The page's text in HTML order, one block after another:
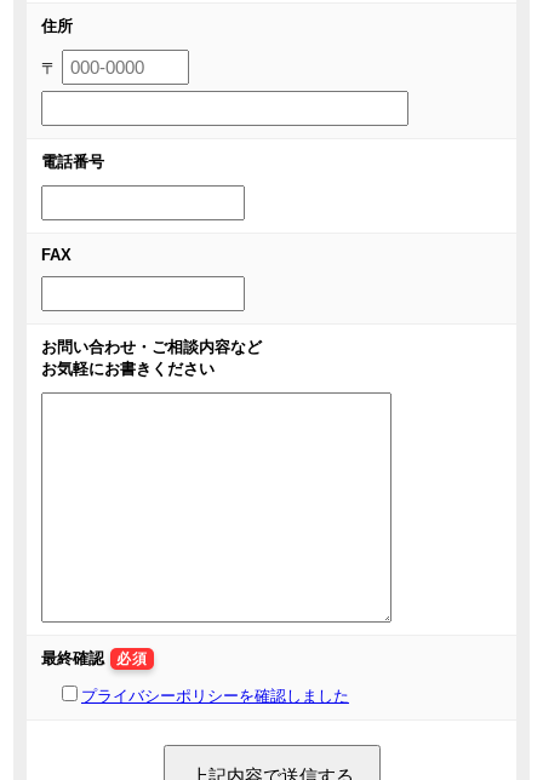
住所
〒
電話番号
FAX
お問い合わせ・ご相談内容など
お気軽にお書きください
最終確認 必須
プライバシーポリシーを確認しました